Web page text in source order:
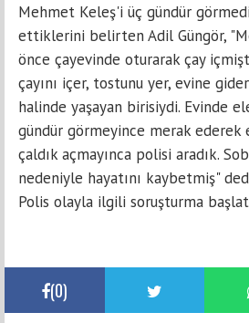
Mehmet Keleş'i üç gündür
ettiklerini belirten Adil Güngör,
önce çayevinde oturarak çay
çayını içer, tostunu yer, evine
halinde yaşayan birisiydi. Evinde
gündür görmeyince merak ederek
çaldık açmayınca polisi aradık.
nedeniyle hayatını kaybetmiş"
Polis olayla ilgili soruşturma
(0)